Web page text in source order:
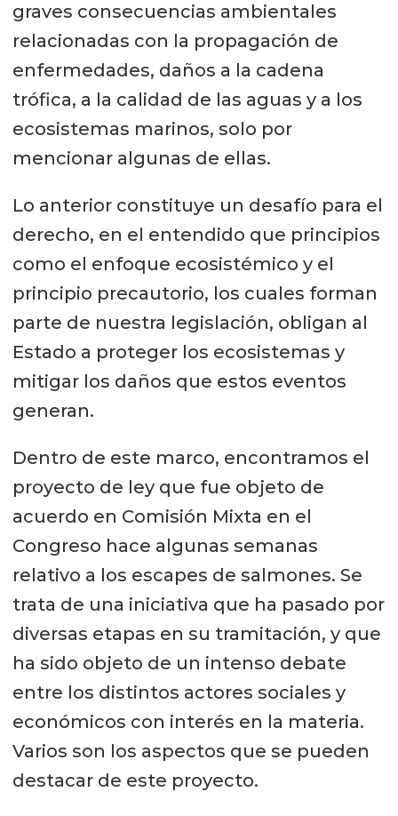
graves consecuencias ambientales
relacionadas con la propagación de
enfermedades, daños a la cadena
trófica, a la calidad de las aguas y a los
ecosistemas marinos, solo por
mencionar algunas de ellas.
Lo anterior constituye un desafío para el
derecho, en el entendido que principios
como el enfoque ecosistémico y el
principio precautorio, los cuales forman
parte de nuestra legislación, obligan al
Estado a proteger los ecosistemas y
mitigar los daños que estos eventos
generan.
Dentro de este marco, encontramos el
proyecto de ley que fue objeto de
acuerdo en Comisión Mixta en el
Congreso hace algunas semanas
relativo a los escapes de salmones. Se
trata de una iniciativa que ha pasado por
diversas etapas en su tramitación, y que
ha sido objeto de un intenso debate
entre los distintos actores sociales y
económicos con interés en la materia.
Varios son los aspectos que se pueden
destacar de este proyecto.